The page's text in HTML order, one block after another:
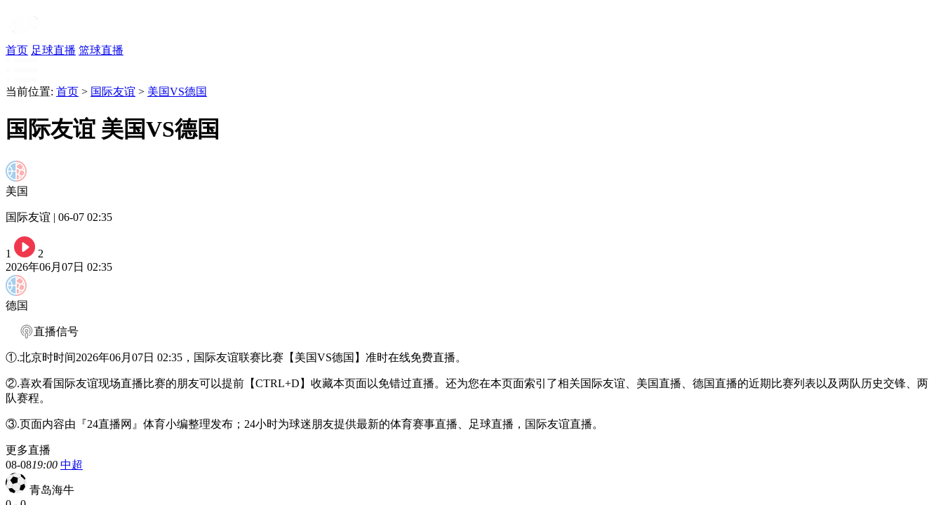
首页 足球直播 篮球直播
当前位置: 首页 > 国际友谊 > 美国VS德国
国际友谊 美国VS德国
美国
国际友谊 | 06-07 02:35
1
2
2026年06月07日 02:35
德国
直播信号
①.北京时时间2026年06月07日 02:35，国际友谊联赛比赛【美国VS德国】准时在线免费直播。
②.喜欢看国际友谊现场直播比赛的朋友可以提前【CTRL+D】收藏本页面以免错过直播。还为您在本页面索引了相关国际友谊、美国直播、德国直播的近期比赛列表以及两队历史交锋、两
队赛程。
③.页面内容由『24直播网』体育小编整理发布；24小时为球迷朋友提供最新的体育赛事直播、足球直播，国际友谊直播。
更多直播
08-0819:00 中超
青岛海牛